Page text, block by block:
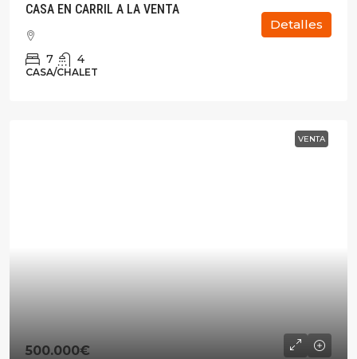
CASA EN CARRIL A LA VENTA
7 4
CASA/CHALET
Detalles
VENTA
500.000€